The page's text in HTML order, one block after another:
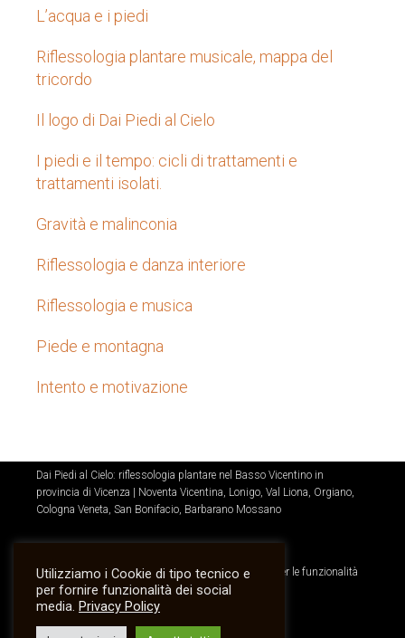
L’acqua e i piedi
Riflessologia plantare musicale, mappa del
tricordo
Il logo di Dai Piedi al Cielo
I piedi e il tempo: cicli di trattamenti e
trattamenti isolati.
Gravità e malinconia
Riflessologia e danza interiore
Riflessologia e musica
Piede e montagna
Intento e motivazione
Dai Piedi al Cielo: riflessologia plantare nel Basso Vicentino in
provincia di Vicenza | Noventa Vicentina, Lonigo, Val Liona, Orgiano,
Cologna Veneta, San Bonifacio, Barbarano Mossano
Questo sito Web utilizza solo Cookie di sessione e per le funzionalità
di Youtube |Privacy Policy
Utilizziamo i Cookie di tipo tecnico e
per fornire funzionalità dei social
media. Privacy Policy